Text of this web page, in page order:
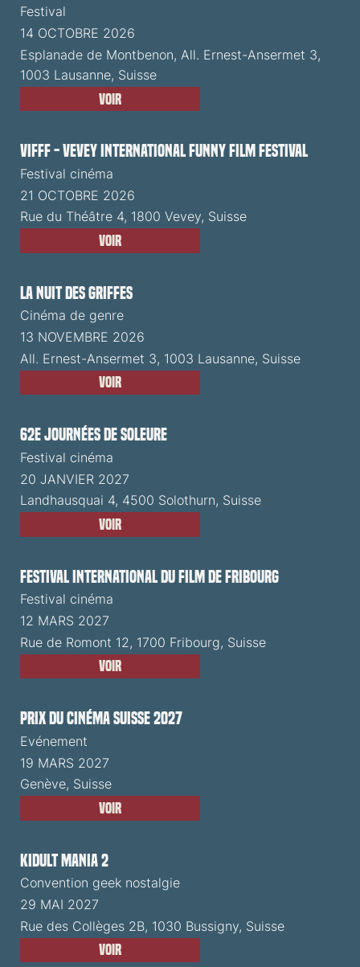
Festival
14 OCTOBRE 2026
Esplanade de Montbenon, All. Ernest-Ansermet 3,
1003 Lausanne, Suisse
Voir
VIFFF - Vevey International Funny Film Festival
Festival cinéma
21 OCTOBRE 2026
Rue du Théâtre 4, 1800 Vevey, Suisse
Voir
La Nuit des Griffes
Cinéma de genre
13 NOVEMBRE 2026
All. Ernest-Ansermet 3, 1003 Lausanne, Suisse
Voir
62e Journées de Soleure
Festival cinéma
20 JANVIER 2027
Landhausquai 4, 4500 Solothurn, Suisse
Voir
Festival International du Film de Fribourg
Festival cinéma
12 MARS 2027
Rue de Romont 12, 1700 Fribourg, Suisse
Voir
Prix du Cinéma Suisse 2027
Evénement
19 MARS 2027
Genève, Suisse
Voir
Kidult Mania 2
Convention geek nostalgie
29 MAI 2027
Rue des Collèges 2B, 1030 Bussigny, Suisse
Voir